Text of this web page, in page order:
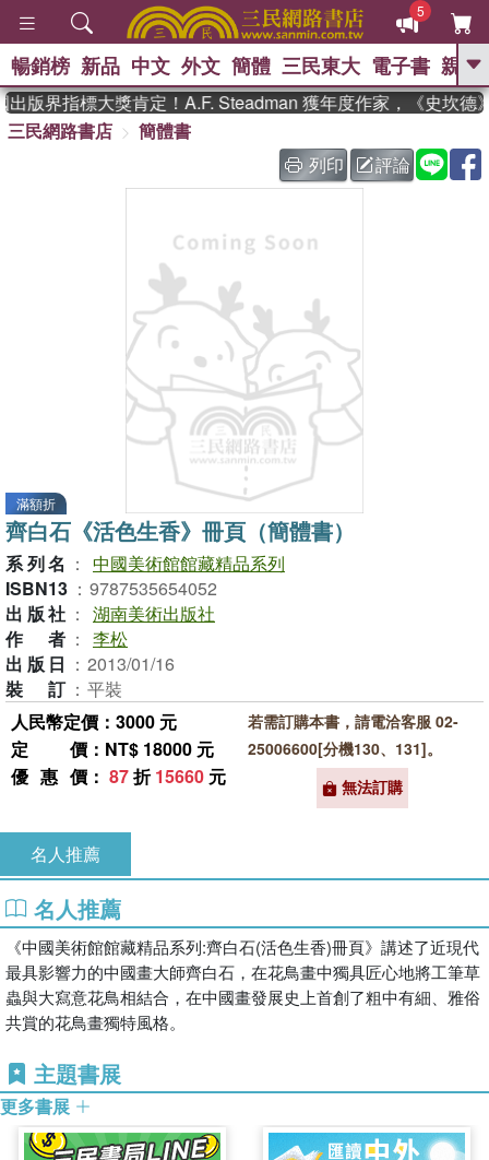
5
GO
、 如果歷史是一群喵 、 暑期
國際布克獎 臺灣漫遊錄 、 方
暢銷榜 新品 中文 外文 簡體 三民東大 電子書 親子
版界指標大獎肯定！A.F. Steadman 獲年度作家，《史坎德
三民網路書店
簡體書
列印
評論
滿額折
齊白石《活色生香》冊頁（簡體書）
系列名 ： 中國美術館館藏精品系列
ISBN13 ： 9787535654052
出版社 ： 湖南美術出版社
作者 ： 李松
出版日 ： 2013/01/16
裝訂 ： 平裝
人民幣定價：3000 元
定價 ：NT$ 18000 元
優惠價 ： 87折15660 元
若需訂購本書，請電洽客服 02-
25006600[分機130、131]。
無法訂購
名人推薦
名人推薦
《中國美術館館藏精品系列:齊白石(活色生香)冊頁》講述了近現代
最具影響力的中國畫大師齊白石，在花鳥畫中獨具匠心地將工筆草
蟲與大寫意花鳥相結合，在中國畫發展史上首創了粗中有細、雅俗
共賞的花鳥畫獨特風格。
主題書展
更多書展